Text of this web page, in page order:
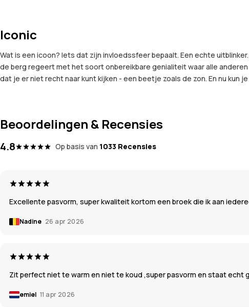
Iconic
Wat is een icoon? Iets dat zijn invloedssfeer bepaalt. Een echte
de berg regeert met het soort onbereikbare genialiteit waar alle
dat je er niet recht naar kunt kijken - een beetje zoals de zon. En nu
Beoordelingen & Recensies
4.8 Op basis van 1033 Recensies
Excellente pasvorm, super kwaliteit kortom een broek die ik aan
Nadine 26 apr 2026
Zit perfect niet te warm en niet te koud ,super pasvorm en staat echt
emiel 11 apr 2026